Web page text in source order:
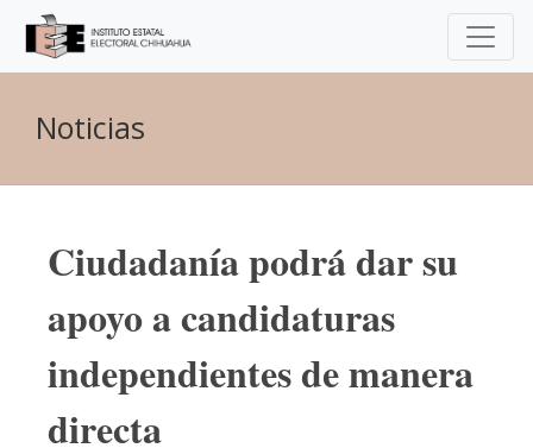
Noticias
Ciudadanía podrá dar su
apoyo a candidaturas
independientes de manera
directa